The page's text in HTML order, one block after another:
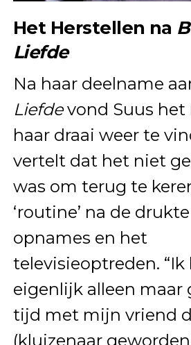
Het Herstellen na
Liefde
Na haar deelname
Liefdevond Suus het
haar draai weer te
vertelt dat het niet
was om terug te
‘routine’ na de
opnames en het
televisieoptreden.
eigenlijk alleen maar
tijd met mijn vriend
(kluizenaar